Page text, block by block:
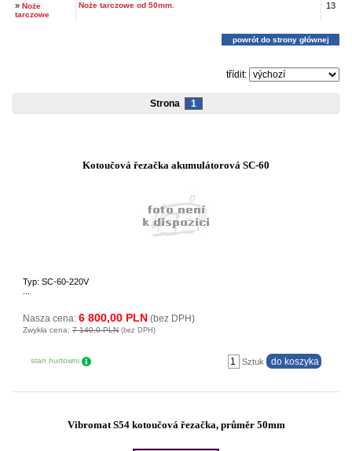
» Noże
tarczowe
Noże tarczowe od 50mm. 13
powrót do strony głównej
třídit:
Strona 1
Kotoučová řezačka akumulátorová SC-60
Typ: SC-60-220V
Nasza cena: 6 800,00 PLN (bez DPH)
Zwykła cena: 7 140,0 PLN (bez DPH)
stan hurtowni Sztuk
Vibromat S54 kotoučová řezačka, průměr 50mm